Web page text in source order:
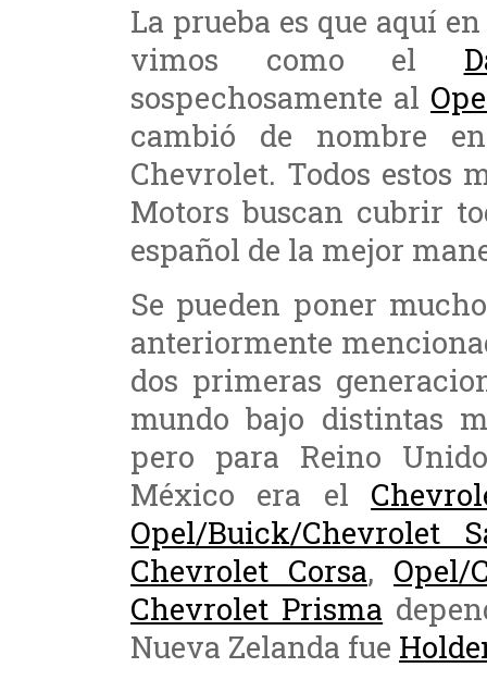
La prueba es que aquí
vimos como el
sospechosamente al
cambió de nombre
Chevrolet. Todos estos
Motors buscan cubrir
español de la mejor
Se pueden poner
anteriormente
dos primeras
mundo bajo distintas
pero para Reino
México era el
Opel/Buick/Chevrolet
Chevrolet Corsa, Opel/
Chevrolet Prisma
Nueva Zelanda fue